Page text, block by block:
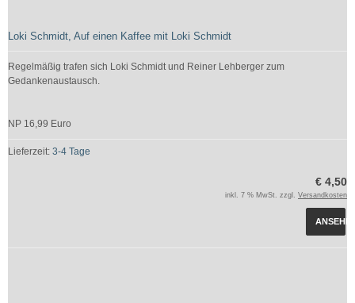
Loki Schmidt, Auf einen Kaffee mit Loki Schmidt
Regelmäßig trafen sich Loki Schmidt und Reiner Lehberger zum
Gedankenaustausch.
NP 16,99 Euro
Lieferzeit: 3-4 Tage
€ 4,50
inkl. 7 % MwSt. zzgl. Versandkosten